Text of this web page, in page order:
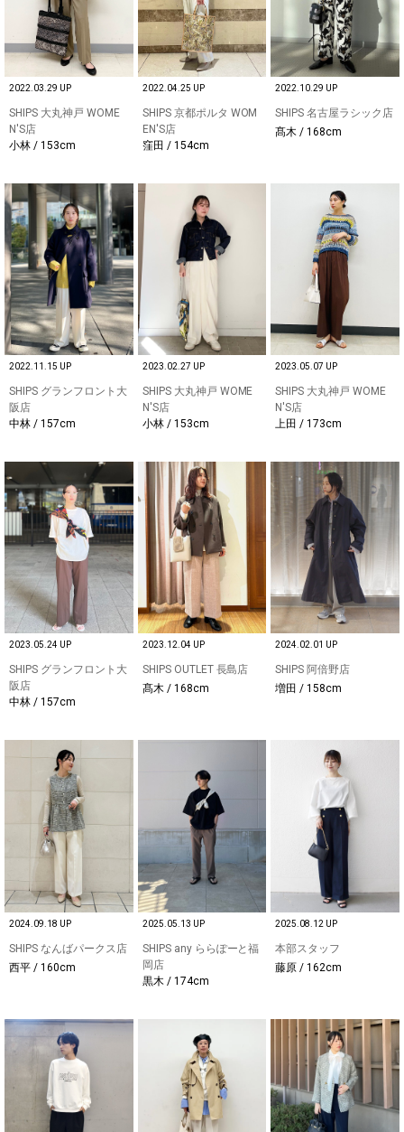
2022.03.29 UP
SHIPS 大丸神戸 WOME
N'S店
小林 / 153cm
2022.04.25 UP
SHIPS 京都ポルタ WOM
EN'S店
窪田 / 154cm
2022.10.29 UP
SHIPS 名古屋ラシック店
髙木 / 168cm
2022.11.15 UP
SHIPS グランフロント大
阪店
中林 / 157cm
2023.02.27 UP
SHIPS 大丸神戸 WOME
N'S店
小林 / 153cm
2023.05.07 UP
SHIPS 大丸神戸 WOME
N'S店
上田 / 173cm
2023.05.24 UP
SHIPS グランフロント大
阪店
中林 / 157cm
2023.12.04 UP
SHIPS OUTLET 長島店
髙木 / 168cm
2024.02.01 UP
SHIPS 阿倍野店
増田 / 158cm
2024.09.18 UP
SHIPS なんばパークス店
西平 / 160cm
2025.05.13 UP
SHIPS any ららぽーと福
岡店
黒木 / 174cm
2025.08.12 UP
本部スタッフ
藤原 / 162cm